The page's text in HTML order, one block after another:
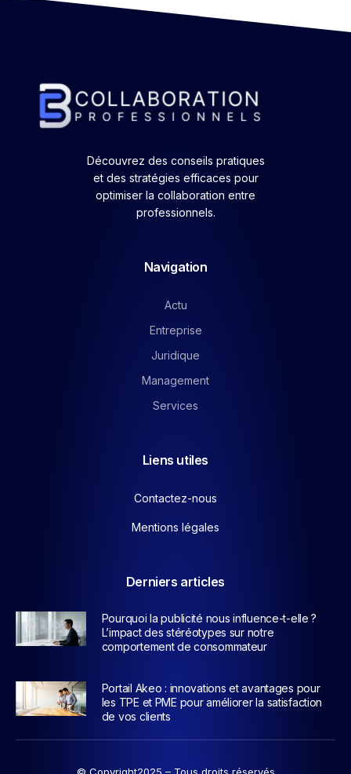
Découvrez des conseils pratiques
et des stratégies efficaces pour
optimiser la collaboration entre
professionnels.
Navigation
Actu
Entreprise
Juridique
Management
Services
Liens utiles
Contactez-nous
Mentions légales
Derniers articles
Pourquoi la publicité nous influence-t-elle ?
L’impact des stéréotypes sur notre
comportement de consommateur
Portail Akeo : innovations et avantages pour
les TPE et PME pour améliorer la satisfaction
de vos clients
© Copyright2025 – Tous droits réservés